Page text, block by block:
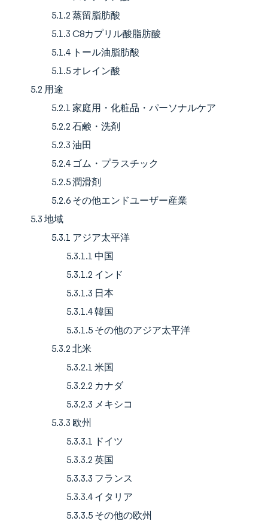
5.1.2 蒸留脂肪酸
5.1.3 C8カプリル酸脂肪酸
5.1.4 トール油脂肪酸
5.1.5 オレイン酸
5.2 用途
5.2.1 家庭用・化粧品・パーソナルケア
5.2.2 石鹸・洗剤
5.2.3 油田
5.2.4 ゴム・プラスチック
5.2.5 潤滑剤
5.2.6 その他エンドユーザー産業
5.3 地域
5.3.1 アジア太平洋
5.3.1.1 中国
5.3.1.2 インド
5.3.1.3 日本
5.3.1.4 韓国
5.3.1.5 その他のアジア太平洋
5.3.2 北米
5.3.2.1 米国
5.3.2.2 カナダ
5.3.2.3 メキシコ
5.3.3 欧州
5.3.3.1 ドイツ
5.3.3.2 英国
5.3.3.3 フランス
5.3.3.4 イタリア
5.3.3.5 その他の欧州